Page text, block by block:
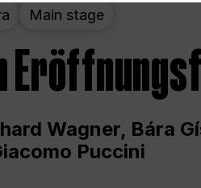
Main stage
Wagner, Bára
Puccini